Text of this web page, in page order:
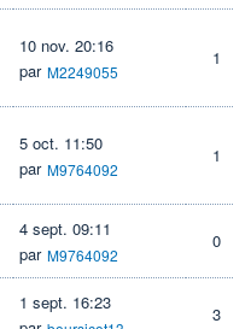
10 nov. 20:16
par M2249055
1
5 oct. 11:50
par M9764092
1
4 sept. 09:11
par M9764092
0
1 sept. 16:23
3